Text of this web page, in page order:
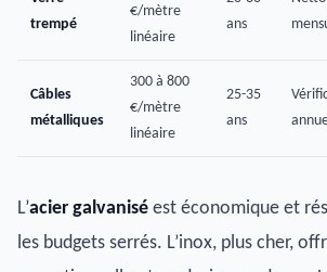
trempé
€/mètre
linéaire
ans
Câbles
métalliques
300 à 800
€/mètre
linéaire
25-35
ans
L’acier galvanisé est économique et
les budgets serrés. L’inox, plus cher,